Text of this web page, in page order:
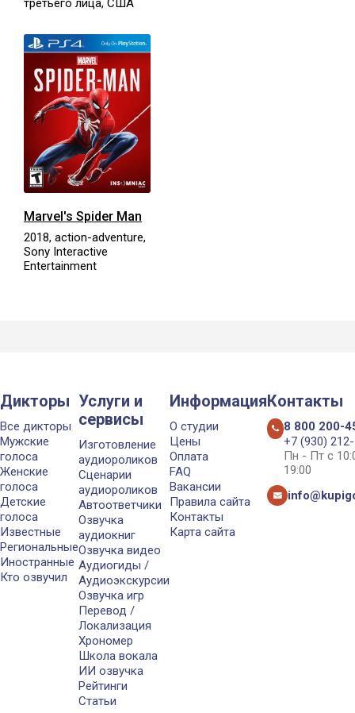
третьего лица, США
Marvel's Spider Man
2018, action-adventure,
Sony Interactive
Entertainment
Дикторы
Все дикторы
Мужские
голоса
Женские
голоса
Детские
голоса
Известные
Региональные
Иностранные
Кто озвучил
Услуги и
сервисы
Изготовление
аудиороликов
Сценарии
аудиороликов
Автоответчики
Озвучка
аудиокниг
Озвучка видео
Аудиогиды /
Аудиоэкскурсии
Озвучка игр
Перевод /
Локализация
Хрономер
Школа вокала
ИИ озвучка
Рейтинги
Статьи
Информация
О студии
Цены
Оплата
FAQ
Вакансии
Правила сайта
Контакты
Карта сайта
Контакты
8 800 200-
+7 (930)
Пн - Пт с
19:00